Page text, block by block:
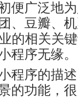
便广泛地
、豆瓣、
的相关关
程序无缘。
程序的描
的功能，